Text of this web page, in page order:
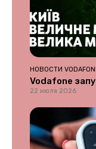
НОВОСТИ
Vodafone
22 июля 2026